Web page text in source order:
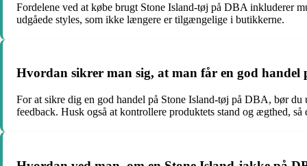
Fordelene ved at købe brugt Stone Island-tøj på DBA inkluderer
udgåede styles, som ikke længere er tilgængelige i butikkerne.
Hvordan sikrer man sig, at man får en god handel
For at sikre dig en god handel på Stone Island-tøj på DBA, bør
feedback. Husk også at kontrollere produktets stand og ægthed,